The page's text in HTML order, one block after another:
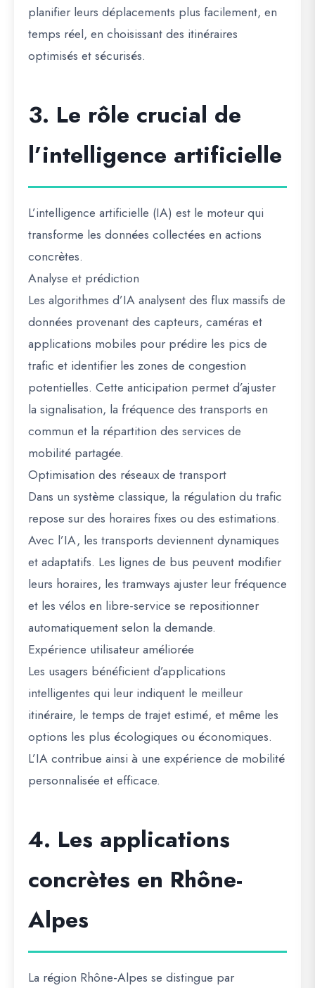
planifier leurs déplacements plus facilement, en
temps réel, en choisissant des itinéraires
optimisés et sécurisés.
3. Le rôle crucial de
l’intelligence artificielle
L’intelligence artificielle (IA) est le moteur qui
transforme les données collectées en actions
concrètes.
Analyse et prédiction
Les algorithmes d’IA analysent des flux massifs de
données provenant des capteurs, caméras et
applications mobiles pour prédire les pics de
trafic et identifier les zones de congestion
potentielles. Cette anticipation permet d’ajuster
la signalisation, la fréquence des transports en
commun et la répartition des services de
mobilité partagée.
Optimisation des réseaux de transport
Dans un système classique, la régulation du trafic
repose sur des horaires fixes ou des estimations.
Avec l’IA, les transports deviennentdynamiques
et adaptatifs. Les lignes de bus peuvent modifier
leurs horaires, les tramways ajuster leur fréquence
et les vélos en libre-service se repositionner
automatiquement selon la demande.
Expérience utilisateur améliorée
Les usagers bénéficient d’applications
intelligentes qui leur indiquent le meilleur
itinéraire, le temps de trajet estimé, et même les
options les plus écologiques ou économiques.
L’IA contribue ainsi à une expérience de mobilité
personnalisée et efficace.
4. Les applications
concrètes en Rhône-
Alpes
La région Rhône-Alpes se distingue par